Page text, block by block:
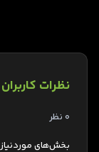
نظرات کاربران
0 نظر
بخش‌های